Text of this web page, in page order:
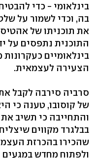
בינלאומי - כדי
בה, וכדי לשמור על
את תוכניתו של
התוכנית נתפסים על
בינלאומיים
הצעירה לעצמאית.
סרביה סירבה לקבל
של קוסובו, טענה כי
והתחייבה כי תשיב
בבלגרד מקווים
שהכירו בהכרזת
ולפתוח מחדש